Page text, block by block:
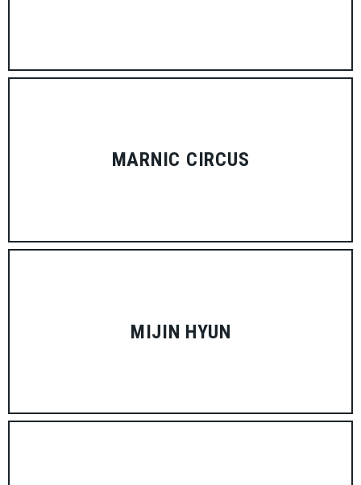
MARNIC CIRCUS
MIJIN HYUN